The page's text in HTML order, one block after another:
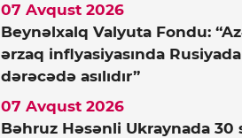
Beynəlxalq Valyuta Fondu:
ərzaq inflyasiyasında
dərəcədə asılıdır”
07 Avqust 2026
Bəhruz Həsənli Ukraynada 30
07 Avqust 2026